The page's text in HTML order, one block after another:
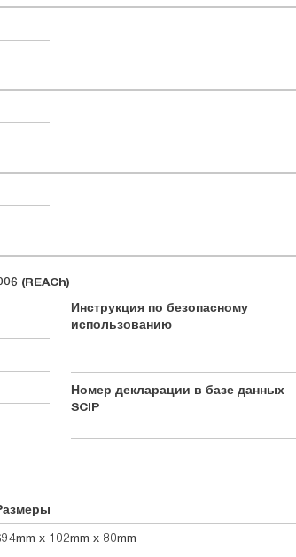
(REACh)
Инструкция по безопасному
использованию
Номер декларации в базе данных
SCIP
x 102mm x 80mm